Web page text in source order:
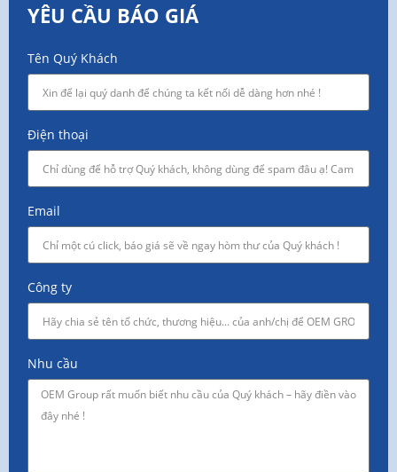
YÊU CẦU BÁO GIÁ
Tên Quý Khách
Điện thoại
Email
Công ty
Nhu cầu